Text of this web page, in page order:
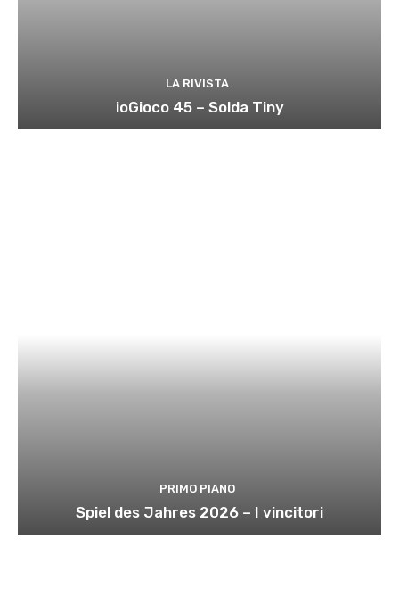
LA RIVISTA
ioGioco 45 – Solda Tiny
PRIMO PIANO
Spiel des Jahres 2026 – I vincitori